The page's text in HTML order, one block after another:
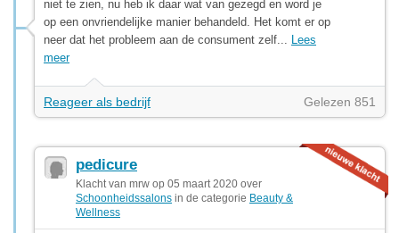
niet te zien, nu heb ik daar wat van gezegd en word je
op een onvriendelijke manier behandeld. Het komt er op
neer dat het probleem aan de consument zelf... Lees
meer
Reageer als bedrijf Gelezen 851
pedicure
Klacht van mrw op 05 maart 2020 over
Schoonheidssalons in de categorie Beauty &
Wellness